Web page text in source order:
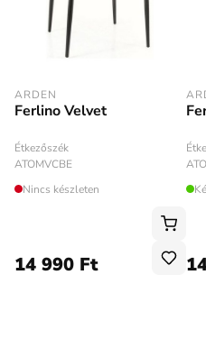
ARDEN
Ferlino Velvet
Étkezőszék
ATOMVCBE
Nincs készleten
14 990 Ft